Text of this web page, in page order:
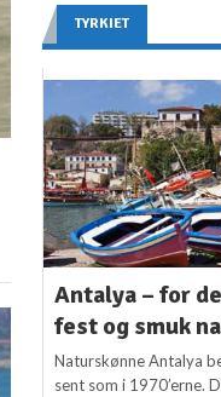
TYRKIET
Antalya – for
fest og smuk
Naturskønne Antalya
sent som i 1970’erne.